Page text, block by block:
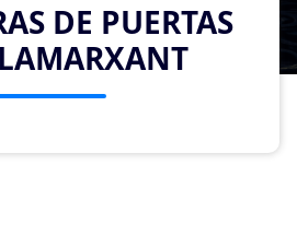
DE PUERTAS